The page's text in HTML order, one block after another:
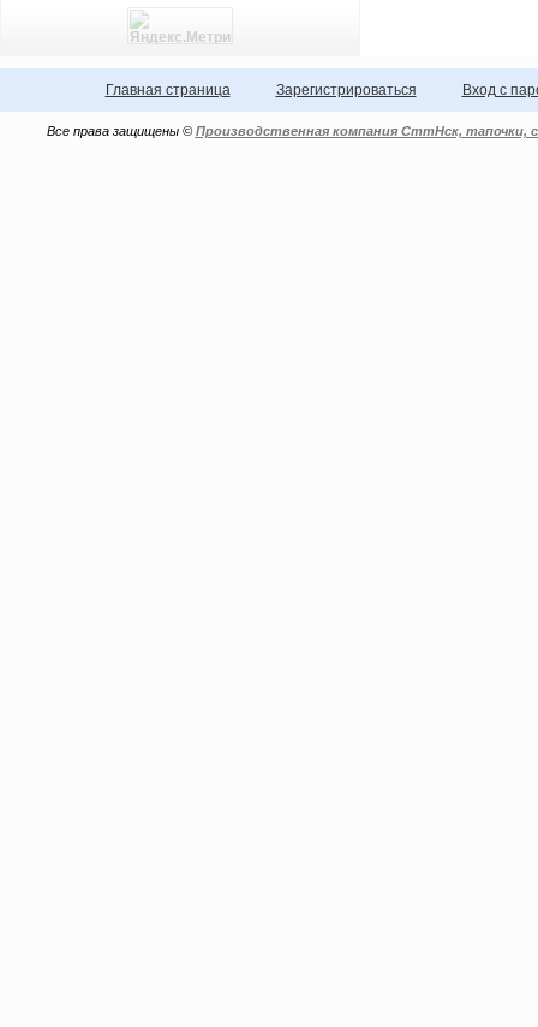
Главная страница Зарегистрироваться Вход с
Все права защищены © Производственная компания СттНск, тапочки,